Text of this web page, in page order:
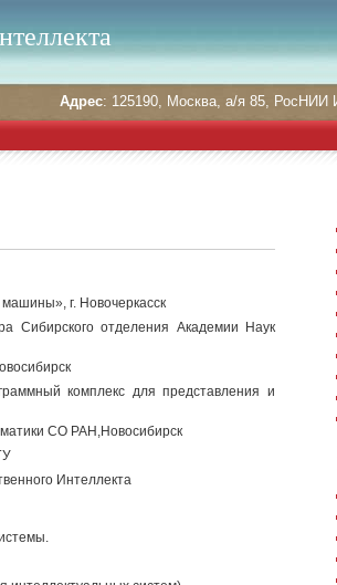
Адрес: 125190, Москва, а/я 85,
г. Новочеркасск
Сибирского отделения Академии Наук
комплекс для представления и
СО РАН,Новосибирск
Интеллекта